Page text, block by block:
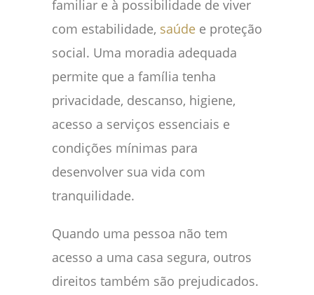
familiar e à possibilidade de viver
com estabilidade, saúde e proteção
social. Uma moradia adequada
permite que a família tenha
privacidade, descanso, higiene,
acesso a serviços essenciais e
condições mínimas para
desenvolver sua vida com
tranquilidade.
Quando uma pessoa não tem
acesso a uma casa segura, outros
direitos também são prejudicados.